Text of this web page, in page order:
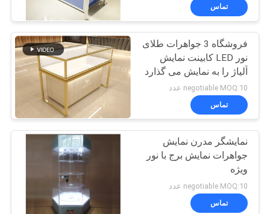
تماس
فروشگاه 3 جواهرات طلای
نور LED کابینت نمایش
آلیاژ را به نمایش می گذارد
negotiable MOQ:10 عدد
تماس
نمایشگر مدرن نمایش
جواهرات نمایش برج با نور
ویژه
negotiable MOQ:10 عدد
تماس